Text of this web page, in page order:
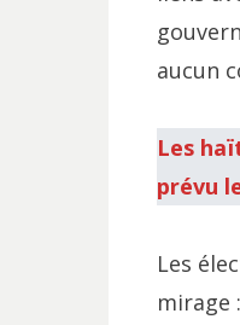
aucun
Les
prévu
Les
mirage